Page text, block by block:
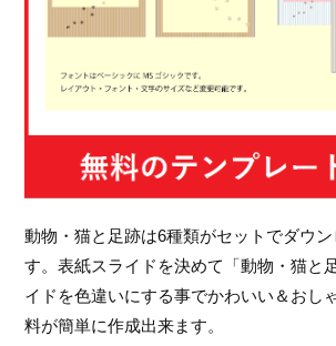
動物・猫と足跡は6種類がセットでダウン
す。表紙スライドを決めて「動物・猫と
イドを色違いにする事でかわいい＆おし
料が簡単に作成出来ます。